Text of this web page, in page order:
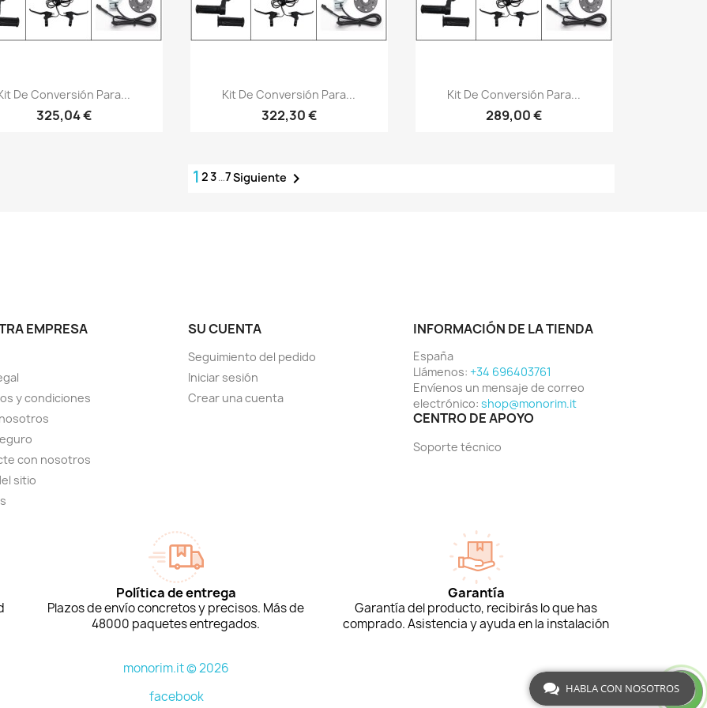
Vista rápida
De Conversión Para...
325,04 €
Vista rápida
Kit De Conversión Para...
322,30 €
Vista rápida
Kit De Conversión Para...
289,00 €
1 23…7Siguiente 
EMPRESA
y condiciones
con nosotros
sitio
SU CUENTA
Seguimiento del pedido
Iniciar sesión
Crear una cuenta
INFORMACIÓN DE LA TIENDA
España
Llámenos: +34 696403761
Envíenos un mensaje de correo
electrónico: shop@monorim.it
CENTRO DE APOYO
Soporte técnico
Política de entrega
Plazos de envío concretos y precisos. Más de
48000 paquetes entregados.
Garantía
Garantía del producto, recibirás lo que has
comprado. Asistencia y ayuda en la instalación
monorim.it © 2026
facebook
HABLA CON NOSOTROS